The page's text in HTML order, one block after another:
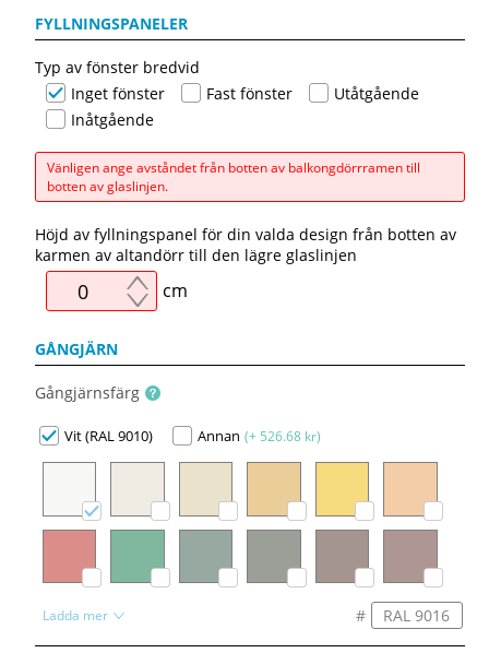
FYLLNINGSPANELER
Typ av fönster bredvid
Inget fönster
Fast fönster
Utåtgående
Inåtgående
Vänligen ange avståndet från botten av balkongdörrramen till
botten av glaslinjen.
Höjd av fyllningspanel för din valda design från botten av
karmen av altandörr till den lägre glaslinjen
cm
GÅNGJÄRN
Gångjärnsfärg
Vit (RAL 9010) Annan (+ 526.68 kr)
Ladda mer #